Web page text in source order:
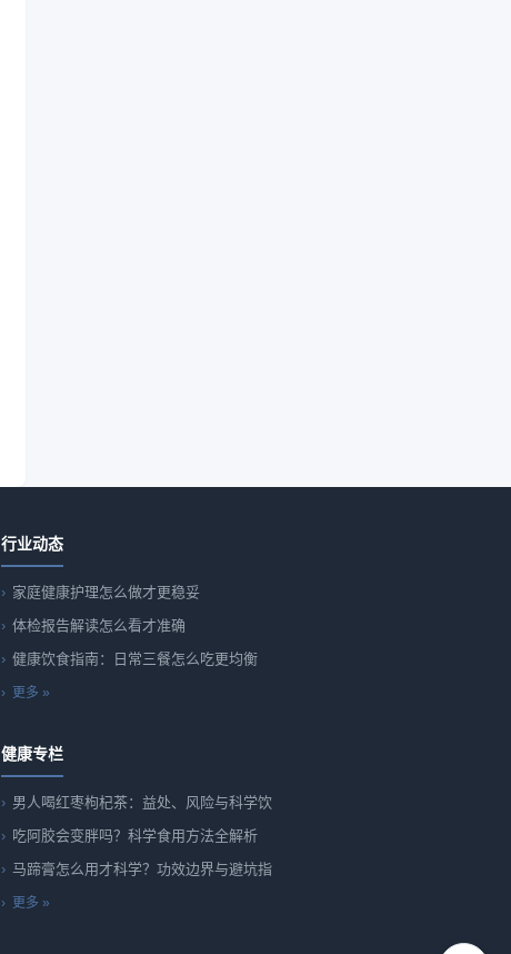
行业动态
家庭健康护理怎么做才更稳妥
体检报告解读怎么看才准确
健康饮食指南：日常三餐怎么吃更均衡
更多 »
健康专栏
男人喝红枣枸杞茶：益处、风险与科学饮
吃阿胶会变胖吗？科学食用方法全解析
马蹄膏怎么用才科学？功效边界与避坑指
更多 »